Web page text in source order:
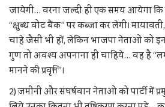
जायेगी… वरना जल्दी ही एक समय आयेगा कि
“क्षुब्ध वोट बैंक” पर कब्जा कर लेगी।
चाहे जैसी भी हों, लेकिन भाजपा नेताओं को
गुण तो अवश्य अपनाना ही चाहिये… वह है
मानने की प्रवृत्ति”।
2) ज़मीनी और संघर्षवान नेताओं को पार्टी में